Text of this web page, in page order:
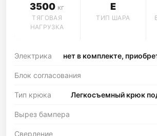
3500 кг
ТЯГОВАЯ
НАГРУЗКА
E
ТИП ШАРА
Электрика нет в комплекте,
Блок согласования
Тип крюка Легкосъемный крюк
Вырез бампера
Сверление